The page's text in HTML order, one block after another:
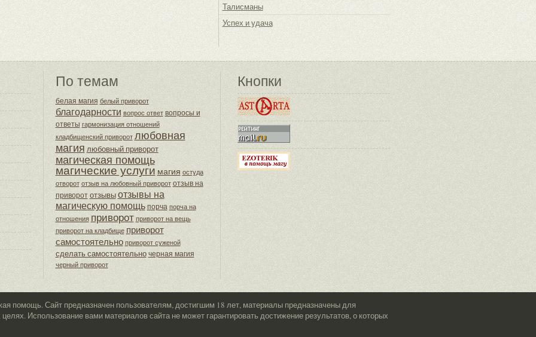
Талисманы
Успех и удача
По темам
белая магия белый приворот
благодарности вопрос ответ вопросы и
ответы гармонизация отношений
кладбищенский приворот любовная
магия любовный приворот
магическая помощь
магические услуги магия остуда
отворот отзыв на любовный приворот отзыв на
приворот отзывыотзывы на
магическую помощь порча порча на
отношения приворот приворот на вещь
приворот на кладбище приворот
самостоятельно приворот суженой
сделать самостоятельно черная магия
черный приворот
Кнопки
помощь. Сайт предназначен пользователям, достигшим 18 лет, материалы предназначены для
Использование вами материалов сайта не может гарантировать достижение результатов, о которых